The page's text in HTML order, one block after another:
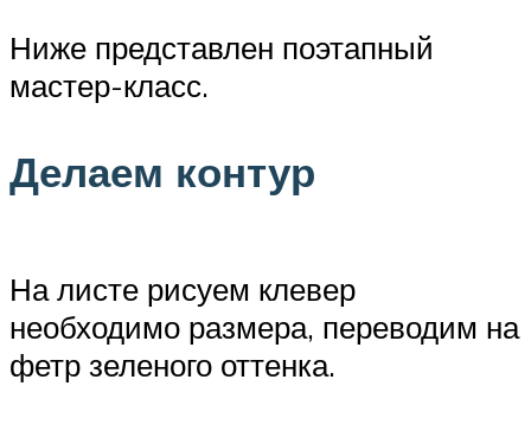
Ниже представлен поэтапный
мастер-класс.
Делаем контур
На листе рисуем клевер
необходимо размера, переводим на
фетр зеленого оттенка.